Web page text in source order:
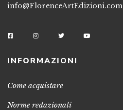
info@FlorenceArtEdizioni.com
INFORMAZIONI
Come acquistare
Norme redazionali